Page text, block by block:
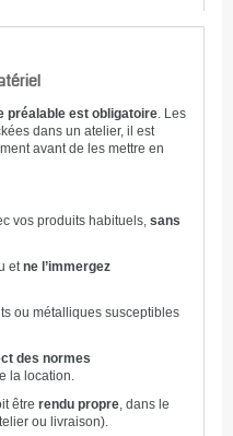
préalable est obligatoire. Les
dans un atelier, il est
avant de les mettre en
vos produits habituels, sans
etne l’immergez
ou métalliques susceptibles
des normes
la location.
être rendu propre, dans le
ou livraison).